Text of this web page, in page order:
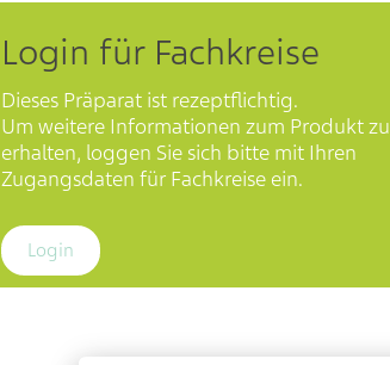
Login für Fachkreise
Dieses Präparat ist rezeptflichtig.
Um weitere Informationen zum Produkt zu
erhalten, loggen Sie sich bitte mit Ihren
Zugangsdaten für Fachkreise ein.
Login